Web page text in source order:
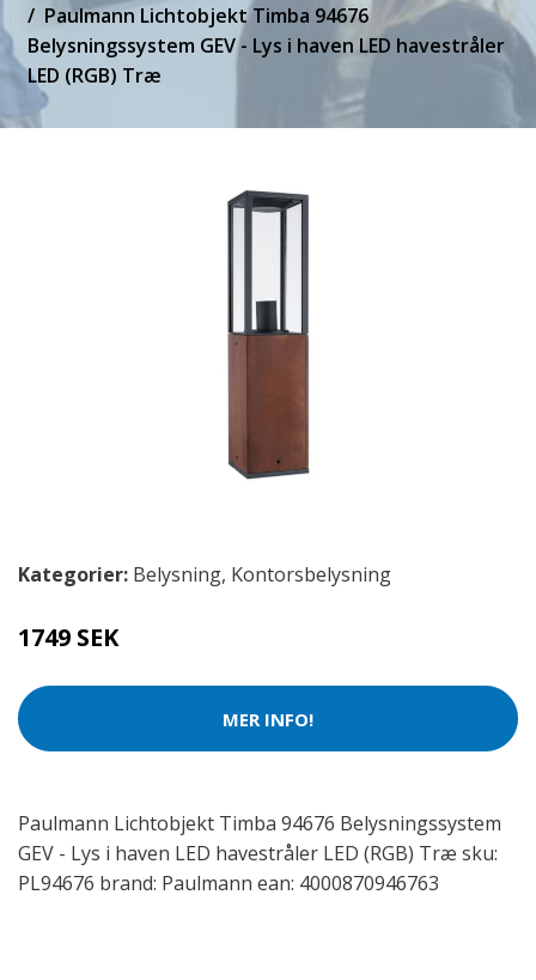
Paulmann Lichtobjekt Timba 94676
Belysningssystem GEV - Lys i haven LED havestråler
LED (RGB) Træ
Kategorier: Belysning, Kontorsbelysning
1749 SEK
MER INFO!
Paulmann Lichtobjekt Timba 94676 Belysningssystem
GEV - Lys i haven LED havestråler LED (RGB) Træ sku:
PL94676 brand: Paulmann ean: 4000870946763